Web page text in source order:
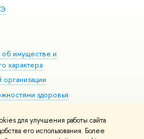
для улучшения работы сайта
его использования. Более
об имуществе и
характера
здоровья